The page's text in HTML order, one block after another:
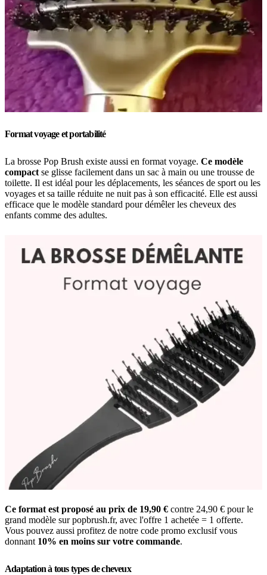
Format voyage et portabilité
La brosse Pop Brush existe aussi en format voyage. Ce modèle
compactse glisse facilement dans un sac à main ou une trousse de
toilette. Il est idéal pour les déplacements, les séances de sport ou les
voyages et sa taille réduite ne nuit pas à son efficacité. Elle est aussi
efficace que le modèle standard pour démêler les cheveux des
enfants comme des adultes.
Ce format est proposé au prix de 19,90 € contre 24,90 € pour le
grand modèle sur popbrush.fr, avec l'offre 1 achetée = 1 offerte.
Vous pouvez aussi profitez de notre code promo exclusif vous
donnant 10% en moins sur votre commande.
Adaptation à tous types de cheveux